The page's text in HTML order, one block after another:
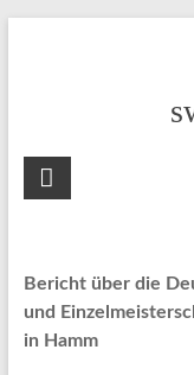
Bericht über die
und
in Hamm